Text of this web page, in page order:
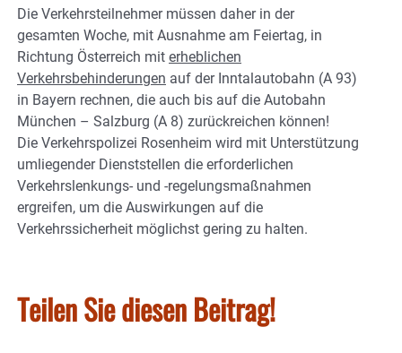
Die Verkehrsteilnehmer müssen daher in der
gesamten Woche, mit Ausnahme am Feiertag, in
Richtung Österreich mit erheblichen
Verkehrsbehinderungen auf der Inntalautobahn (A 93)
in Bayern rechnen, die auch bis auf die Autobahn
München – Salzburg (A 8) zurückreichen können!
Die Verkehrspolizei Rosenheim wird mit Unterstützung
umliegender Dienststellen die erforderlichen
Verkehrslenkungs- und -regelungsmaßnahmen
ergreifen, um die Auswirkungen auf die
Verkehrssicherheit möglichst gering zu halten.
Teilen Sie diesen Beitrag!